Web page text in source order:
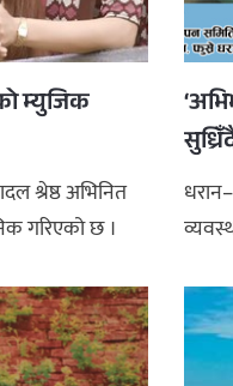
म्युजिक
श्रेष्ठ अभिनित
गरिएको छ ।